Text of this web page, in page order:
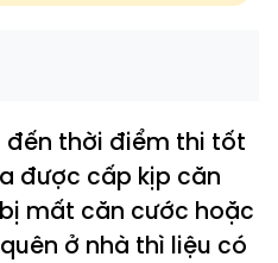
đến thời điểm thi tốt
được cấp kịp căn
mất căn cước hoặc
ở nhà thì liệu có